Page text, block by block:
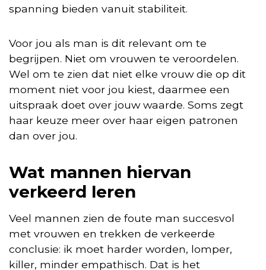
spanning bieden vanuit stabiliteit.
Voor jou als man is dit relevant om te
begrijpen. Niet om vrouwen te veroordelen.
Wel om te zien dat niet elke vrouw die op dit
moment niet voor jou kiest, daarmee een
uitspraak doet over jouw waarde. Soms zegt
haar keuze meer over haar eigen patronen
dan over jou.
Wat mannen hiervan
verkeerd leren
Veel mannen zien de foute man succesvol
met vrouwen en trekken de verkeerde
conclusie: ik moet harder worden, lomper,
killer, minder empathisch. Dat is het